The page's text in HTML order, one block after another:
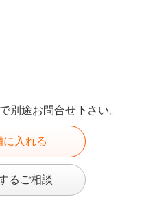
別途お問合せ下さい。
に入れる
るご相談